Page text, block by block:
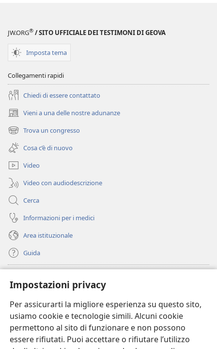
Impostazioni privacy
Per assicurarti la migliore esperienza su questo sito,
usiamo cookie e tecnologie simili. Alcuni cookie
permettono al sito di funzionare e non possono
essere rifiutati. Puoi accettare o rifiutare l’utilizzo
vita
JW.ORG® / SITO UFFICIALE DEI TESTIMONI DI GEOVA
Imposta tema
Collegamenti rapidi
Chiedi di essere contattato
Vieni a una delle nostre adunanze
(apre
una
nuova
finestra)
Trova un congresso
(apre
una
nuova
finestra)
Cosa c’è di nuovo
Video
Video con audiodescrizione
Cerca
Informazioni per i medici
Area istituzionale
Guida
(apre
una
nuova
finestra)
BIBLIOTECA ONLINE Watchtower
(apre
una
nuova
finestra)
JW Hub
(apre
una